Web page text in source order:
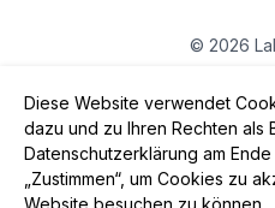
Diese Website verwendet
dazu und zu Ihren Rechten als
Datenschutzerklärung am
„Zustimmen“, um Cookies zu
Website besuchen zu können.
© 2026
App